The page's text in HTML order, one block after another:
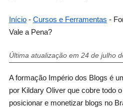
Início- Cursos e Ferramentas -
Vale a Pena?
Última atualização em 24 de julho
A formação Império dos Blogs é
por Kildary Oliver que cobre todo
posicionar e monetizar blogs no